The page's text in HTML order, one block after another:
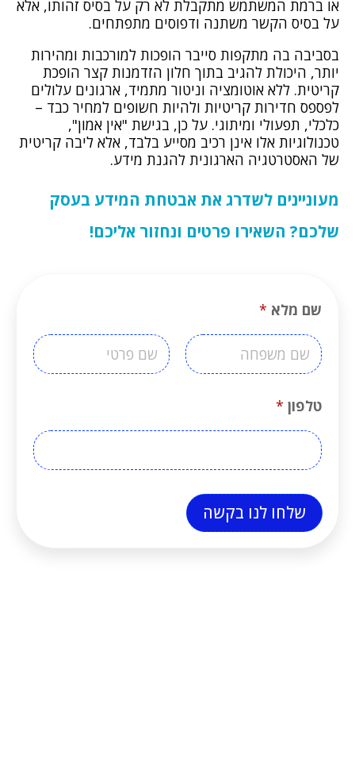
או ברמת המשתמש מתקבלת לא רק על בסיס זהותו, אלא
על בסיס הקשר משתנה ודפוסים מתפתחים.
בסביבה בה מתקפות סייבר הופכות למורכבות ומהירות
יותר, היכולת להגיב בתוך חלון הזדמנות קצר הופכת
קריטית. ללא אוטומציה וניטור מתמיד, ארגונים עלולים
לפספס חדירות קריטיות ולהיות חשופים למחיר כבד –
כלכלי, תפעולי ומיתוגי. על כן, בגישת "אין אמון",
טכנולוגיות אלו אינן רכיב מסייע בלבד, אלא ליבה קריטית
של האסטרטגיה הארגונית להגנת מידע.
מעוניינים לשדרג את אבטחת המידע בעסק
שלכם? השאירו פרטים ונחזור אליכם!
שם מלא *
טלפון *
שלחו לנו בקשה